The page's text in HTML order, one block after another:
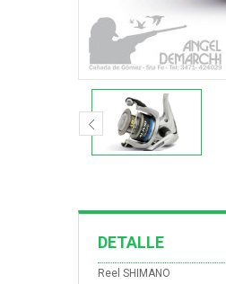
DETALLE
Reel SHIMANO